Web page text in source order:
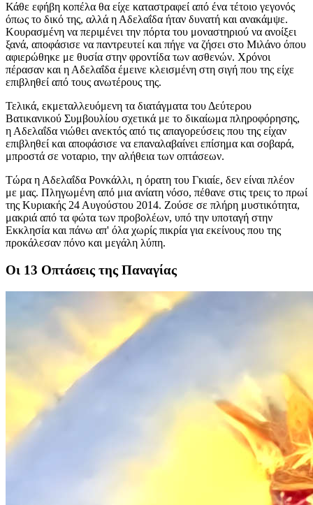
Κάθε εφήβη κοπέλα θα είχε καταστραφεί από ένα τέτοιο γεγονός
όπως το δικό της, αλλά η Αδελαΐδα ήταν δυνατή και ανακάμψε.
Κουρασμένη να περιμένει την πόρτα του μοναστηριού να ανοίξει
ξανά, αποφάσισε να παντρευτεί και πήγε να ζήσει στο Μιλάνο όπου
αφιερώθηκε με θυσία στην φροντίδα των ασθενών. Χρόνοι
πέρασαν και η Αδελαΐδα έμεινε κλεισμένη στη σιγή που της είχε
επιβληθεί από τους ανωτέρους της.
Τελικά, εκμεταλλευόμενη τα διατάγματα του Δεύτερου
Βατικανικού Συμβουλίου σχετικά με το δικαίωμα πληροφόρησης,
η Αδελαΐδα νιώθει ανεκτός από τις απαγορεύσεις που της είχαν
επιβληθεί και αποφάσισε να επαναλαβαίνει επίσημα και σοβαρά,
μπροστά σε νοταριο, την αλήθεια των οπτάσεων.
Τώρα η Αδελαΐδα Ρονκάλλι, η όρατη του Γκιαίε, δεν είναι πλέον
με μας. Πληγωμένη από μια ανίατη νόσο, πέθανε στις τρεις το πρωί
της Κυριακής 24 Αυγούστου 2014. Ζούσε σε πλήρη μυστικότητα,
μακριά από τα φώτα των προβολέων, υπό την υποταγή στην
Εκκλησία και πάνω απ' όλα χωρίς πικρία για εκείνους που της
προκάλεσαν πόνο και μεγάλη λύπη.
Οι 13 Οπτάσεις της Παναγίας